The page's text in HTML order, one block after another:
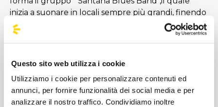
Questo sito web utilizza i cookie
Utilizziamo i cookie per personalizzare contenuti ed
annunci, per fornire funzionalità dei social media e per
analizzare il nostro traffico. Condividiamo inoltre
inizia a suonare in locali sempre più grandi, finendo
con il vendere migliaia di copie del loro primo
album,
. Dopo lo scioglimento della band
consolidato la sua reputazione come uno degli
artisti più iconici della storia della musica
continuando a produrre e innovare per oltre
cinque decenni [...]